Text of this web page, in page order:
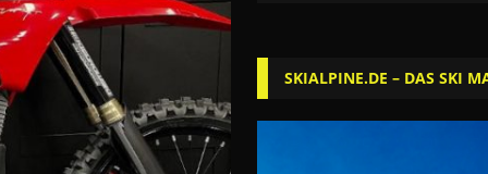
SKIALPINE.DE – DAS SKI